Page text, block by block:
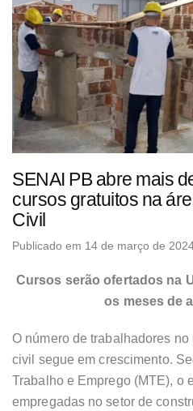
SENAI PB abre mais
cursos gratuitos na
Civil
Publicado em 14 de março de
Cursos serão ofertados na
os meses de
O número de trabalhadores
civil segue em crescimento.
Trabalho e Emprego (MTE), o
empregadas no setor de